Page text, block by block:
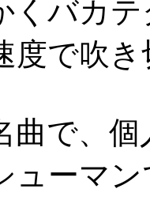
くバカ
度で吹
曲で、
ューマ